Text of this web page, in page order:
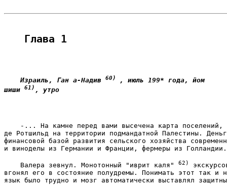
Глава 1
Израиль, Ган а-Надив 60)
, июль 199* года, йом
шиши 61) , утро
-... На камне перед вами высечена карта поселений,
де Ротшильд на территории подмандатной Палестины.
финансовой базой развития сельского хозяйства
и виноделы из Германии и Франции, фермеры из
Валера зевнул. Монотонный "иврит каля" 62)
вгонял его в состояние полудремы. Понимать этот так и
язык было трудно и мозг автоматически выставлял